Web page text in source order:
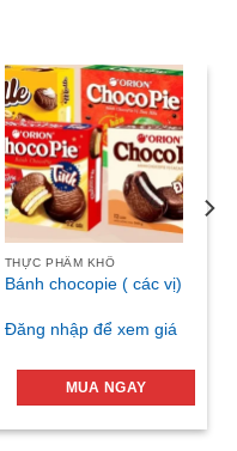
THỰC PHẨM KHÔ
Bánh chocopie ( các vị)
Đăng nhập để xem giá
MUA NGAY